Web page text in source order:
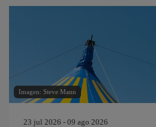
Imagen: Steve Mann
23 jul 2026 - 09 ago 2026